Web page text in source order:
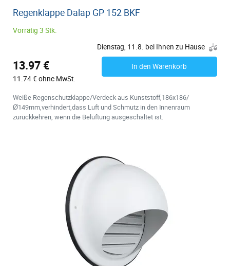
Regenklappe Dalap GP 152 BKF
Vorrätig 3 Stk.
Dienstag, 11.8. bei Ihnen zu Hause
13.97 €
11.74 € ohne MwSt.
In den Warenkorb
Weiße Regenschutzklappe/Verdeck aus Kunststoff,186x186/
Ø149mm,verhindert,dass Luft und Schmutz in den Innenraum
zurückkehren, wenn die Belüftung ausgeschaltet ist.